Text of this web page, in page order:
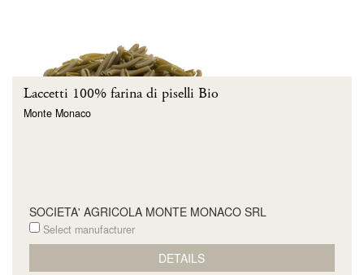
Laccetti 100% farina di piselli Bio
Monte Monaco
SOCIETA' AGRICOLA MONTE MONACO SRL
Select manufacturer
DETAILS